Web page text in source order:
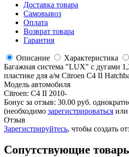
Доставка товара
Самовывоз
Оплата
Возврат товара
Гарантия
Описание Характеристика
Багажная система "LUX" с дугами
пластике для а/м Citroen C4 II
Модель автомобиля
Citroen: C4 II 2010-
Бонус за отзыв: 30.00 руб.
(необходимо зарегистрироваться или
Отзыв
Зарегистрируйтесь, чтобы создать
Сопутствующие